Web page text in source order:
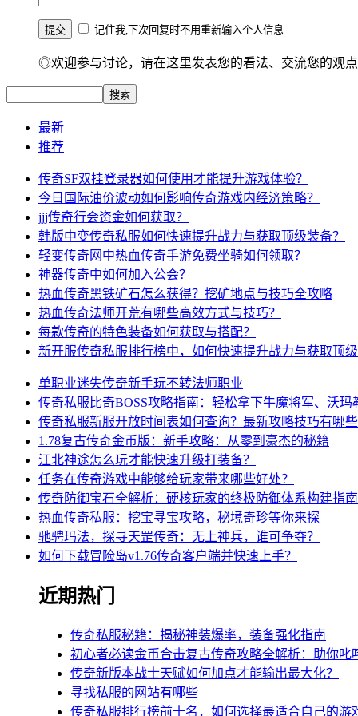
记住我,下次回复时不用重新输入个人信息
◎欢迎参与讨论，请在这里发表您的看法、交流您的观点
最新
推荐
传奇SF双挂登录器如何使用才能提升游戏体验？
今日国际油价波动如何影响传奇游戏内经济策略？
jjj传奇行会资金如何获取？
韩版中变传奇私服如何快速提升战力与获取顶级装备？
轻变传奇网中热血传奇手游免费坐骑如何领取？
神器传奇中如何加入公会？
热血传奇黑铁矿石怎么获得？挖矿地点与技巧全攻略
热血传奇法师开荒有哪些高效方式与技巧？
每款传奇的特色装备如何获取与搭配？
新开服传奇私服排行榜中，如何快速提升战力与获取顶级
单职业迷失传奇新手玩不转法师职业
传奇私服比奇BOSS攻略指南：轻松拿下牛魔将军、沃玛
传奇私服新服开放时间表如何查询？最新攻略技巧有哪些
1.78复古传奇金币版：新手攻略：从零到豪杰的秘籍
江北神途怎么玩才能快速升级打装备？
任务在传奇游戏中能够给玩家带来哪些好处？
传奇防御宝石全解析：硬核玩家的终极防御体系构建指南
热血传奇私服：挖宝寻宝攻略，秘境奇珍等你来探
驰骋玛法，探寻天罡传奇：无上神兵，谁可争夺？
如何下载冒险岛v1.76传奇客户端并快速上手？
近期热门
传奇私服秘籍：揭秘神装爆率，装备强化指南
初心者必读金币合击复古传奇攻略全解析：助你叱
传奇新版本战士天赋如何加点才能输出最大化？
寻找私服的网站有哪些
传奇私服排行榜前十名，如何选择最适合自己的游